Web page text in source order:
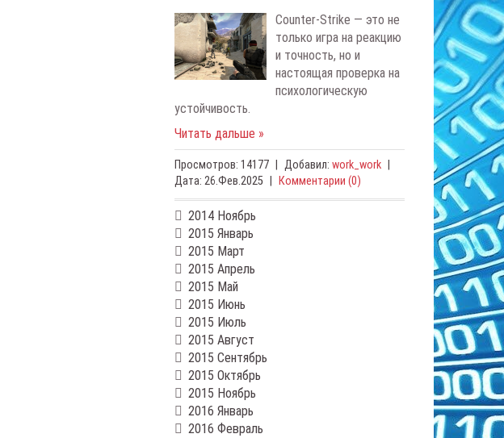
Counter-Strike — это не
только игра на реакцию
и точность, но и
настоящая проверка на
психологическую
устойчивость.
Читать дальше »
Просмотров: 14177 Добавил: work_work
Дата: 26.Фев.2025 Комментарии (0)
2014 Ноябрь
2015 Январь
2015 Март
2015 Апрель
2015 Май
2015 Июнь
2015 Июль
2015 Август
2015 Сентябрь
2015 Октябрь
2015 Ноябрь
2016 Январь
2016 Февраль